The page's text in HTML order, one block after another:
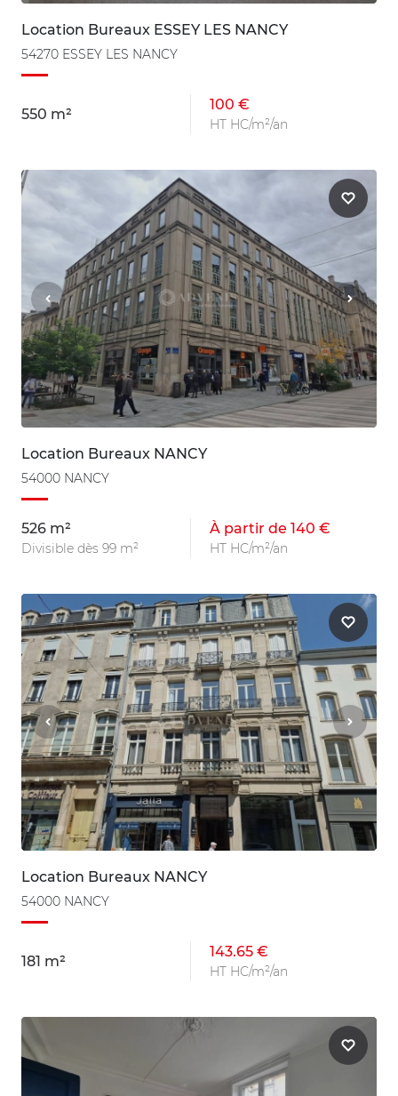
Location Bureaux ESSEY LES NANCY
54270 ESSEY LES NANCY
550 m²
100 €
HT HC/m²/an
Location Bureaux NANCY
54000 NANCY
526 m²
Divisible dès 99 m²
À partir de 140 €
HT HC/m²/an
Location Bureaux NANCY
54000 NANCY
181 m²
143.65 €
HT HC/m²/an